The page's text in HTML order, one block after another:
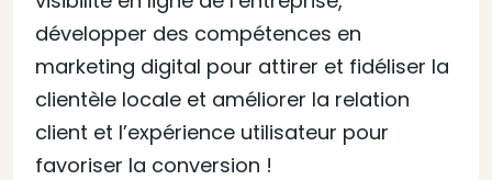
développer des compétences en
marketing digital pour attirer et fidéliser la
clientèle locale et améliorer la relation
client et l’expérience utilisateur pour
favoriser la conversion !